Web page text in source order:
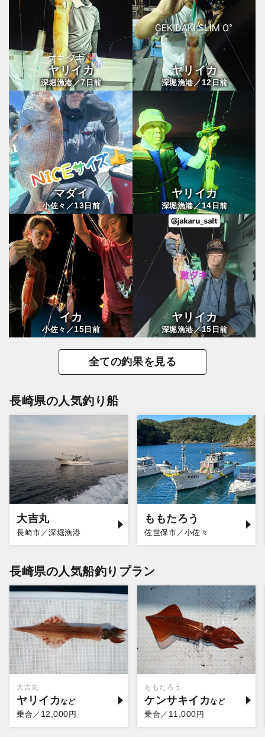
ヤリイカ
深堀漁港／7日前
ヤリイカ
深堀漁港／ 12日前
マダイ
小佐々／13日前
ヤリイカ
深堀漁港／ 14 日前
イカ
小佐々／15日前
ヤリイカ
深堀漁港／15 日前
全ての釣果を見る
長崎県の人気釣り船
大吉丸
長崎市／深堀漁港
ももたろう
佐世保市／小佐々
長崎県の人気船釣りプラン
大吉丸
ヤリイカ
乗合／ 12,000円
ももたろう
ケンサキイカ
乗合／ 11,000円